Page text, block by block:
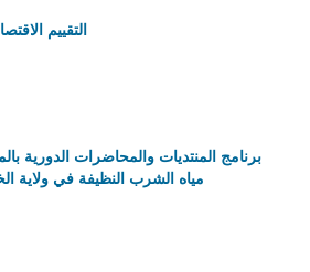
التقييم
برنامج المنتديات والمحاضرات الدورية
مياه الشرب النظيفة في ولاية